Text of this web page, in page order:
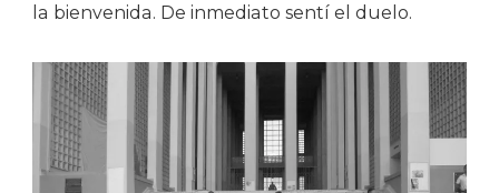
la bienvenida. De inmediato sentí el duelo.